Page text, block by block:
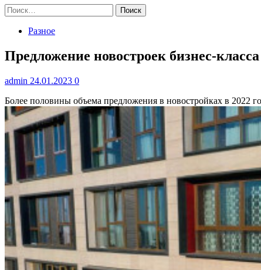
Найти:
Разное
Предложение новостроек бизнес-
admin 24.01.2023 0
Более половины объема предложения в новостройках в